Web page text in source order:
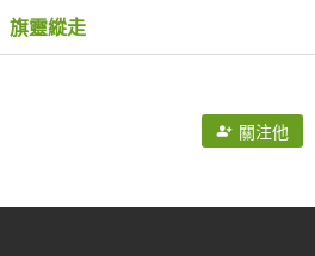
旗靈縱走
關注他